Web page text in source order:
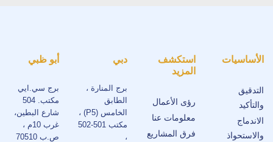
الأساسيات
التدقيق
والتأكيد
الاندماج
والاستحواذ
استكشف
المزيد
رؤى الأعمال
معلومات عنا
فرق المشاريع
دبي
برج المنارة ،
الطابق
الخامس (P5) ،
مكتب 501-502
،
أبو ظبي
برج سي.ايي
مكتب. 504
شارع البطين،
غرب 10م ،
ص.ب 70510